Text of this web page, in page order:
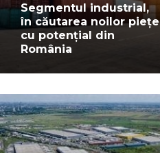
Segmentul industrial,
în căutarea noilor piețe
cu potențial din
România